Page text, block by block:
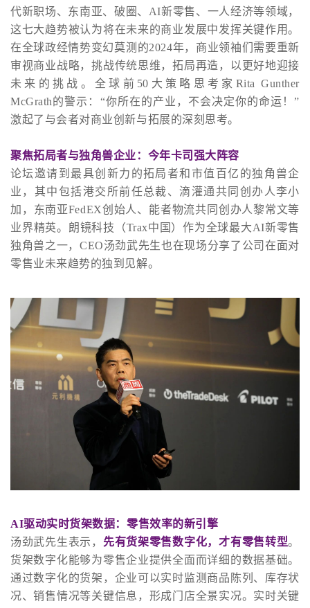
代新职场、东南亚、破圈、AI新零售、一人经济等领域，
这七大趋势被认为将在未来的商业发展中发挥关键作用。
在全球政经情势变幻莫测的2024年，商业领袖们需要重新
审视商业战略，挑战传统思维，拓局再造，以更好地迎接
未来的挑战。全球前50大策略思考家Rita Gunther
McGrath的警示：“你所在的产业，不会决定你的命运！”
激起了与会者对商业创新与拓展的深刻思考。
聚焦拓局者与独角兽企业：今年卡司强大阵容
论坛邀请到最具创新力的拓局者和市值百亿的独角兽企
业，其中包括港交所前任总裁、滴灌通共同创办人李小
加，东南亚FedEX创始人、能者物流共同创办人黎常文等
业界精英。朗镜科技（Trax中国）作为全球最大AI新零售
独角兽之一，CEO汤劲武先生也在现场分享了公司在面对
零售业未来趋势的独到见解。
AI驱动实时货架数据：零售效率的新引擎
汤劲武先生表示， 先有货架零售数字化，才有零售转型。
货架数字化能够为零售企业提供全面而详细的数据基础。
通过数字化的货架，企业可以实时监测商品陈列、库存状
况、销售情况等关键信息，形成门店全景实况。实时关键